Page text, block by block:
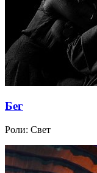
Бег
Роли: Свет